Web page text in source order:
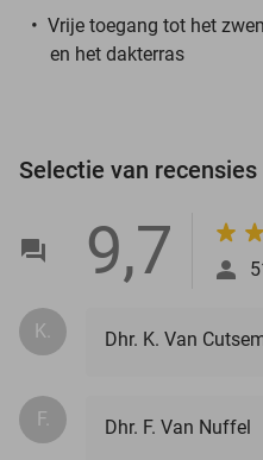
Vrije toegang tot het
en het dakterras
Selectie van recensies
9,7
K. Dhr. K. Van
F. Dhr. F. Van Nuffel